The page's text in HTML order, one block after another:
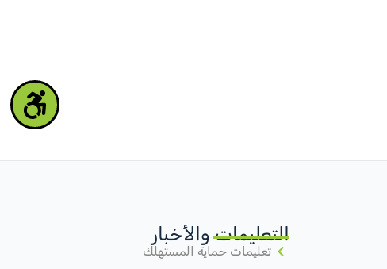
التعليمات والأخبار
تعليمات حماية المستهلك